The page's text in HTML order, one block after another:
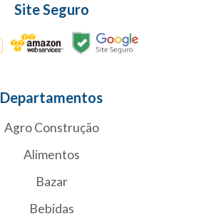
Site Seguro
Departamentos
Agro Construção
Alimentos
Bazar
Bebidas